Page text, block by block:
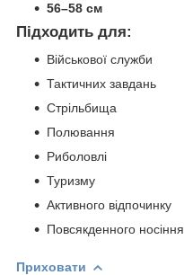
56–58 см
Підходить для:
Військової служби
Тактичних завдань
Стрільбища
Полювання
Риболовлі
Туризму
Активного відпочинку
Повсякденного носіння
Приховати